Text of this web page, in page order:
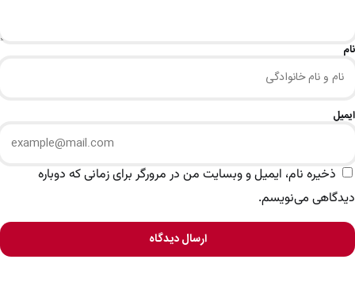
نام
ایمیل
ذخیره نام، ایمیل و وبسایت من در مرورگر برای زمانی که دوباره
دیدگاهی می‌نویسم.
ارسال دیدگاه